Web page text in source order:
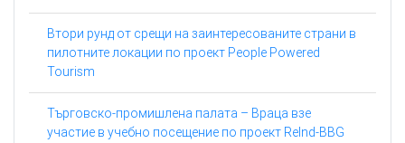
Втори рунд от срещи на заинтересованите страни в
пилотните локации по проект People Powered
Tourism
Търговско-промишлена палата – Враца взе
участие в учебно посещение по проект ReInd-BBG